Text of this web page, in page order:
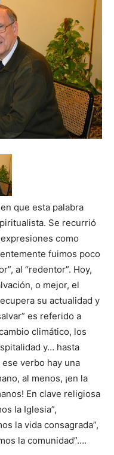
que esta palabra
Se recurrió
como
fuimos poco
al “redentor”. Hoy,
o mejor, el
su actualidad y
es referido a
climático, los
y… hasta
verbo hay una
al menos, ¡en la
En clave religiosa
la Iglesia”,
la vida consagrada”,
la comunidad”….